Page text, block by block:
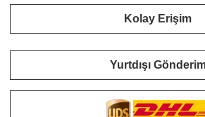
Kolay Erişim
Yurtdışı